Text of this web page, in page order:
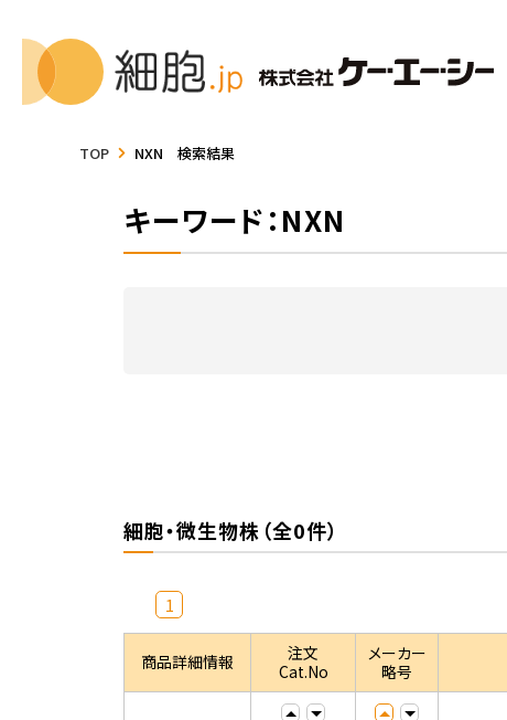
TOP NXN 検索結果
キーワード：NXN
細胞・微生物株（全0件）
1
商品詳細情報
注文
Cat.No
メーカー
略号